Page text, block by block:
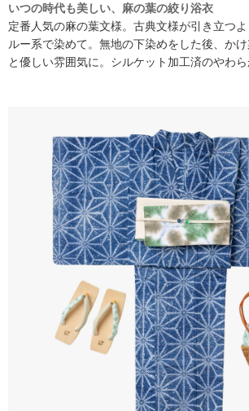
いつの時代も美しい、麻の葉の絞り浴衣
定番人気の麻の葉文様。古典文様が引き立つ
ルー系で染めて。無地の下染めをした後、か
と優しい雰囲気に。シルケット加工済のやわら